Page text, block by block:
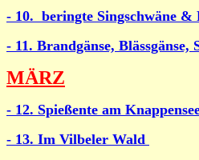
- 10. beringte Singschwäne &
- 11. Brandgänse,
MÄRZ
- 12. Spießente am
- 13. Im Vilbeler Wald